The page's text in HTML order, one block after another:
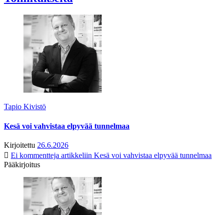
Tapio Kivistö
Kesä voi vahvistaa elpyvää tunnelmaa
Kirjoitettu 26.6.2026
Ei kommentteja artikkeliin Kesä voi vahvistaa elpyvää tunnelmaa
Pääkirjoitus